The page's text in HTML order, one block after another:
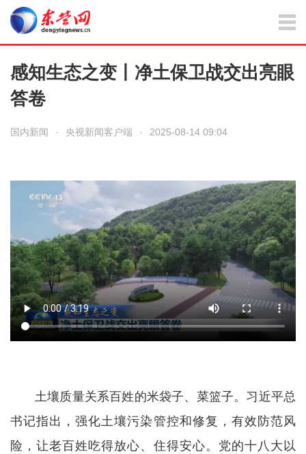
感知生态之变丨净土保卫战交出亮眼
答卷
国内新闻 · 央视新闻客户端 · 2025-08-14 09:04
土壤质量关系百姓的米袋子、菜篮子。习近平总
书记指出，强化土壤污染管控和修复，有效防范风
险，让老百姓吃得放心、住得安心。党的十八大以